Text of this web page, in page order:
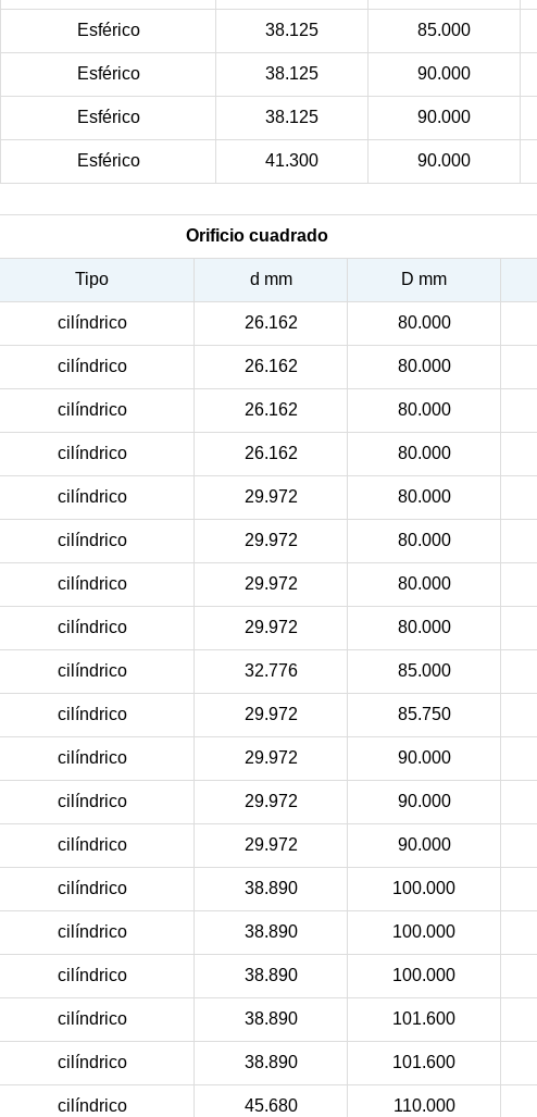
Esférico 38.125 85.000
Esférico 38.125 90.000
Esférico 38.125 90.000
Esférico 41.300 90.000
Orificio cuadrado
Tipo d mm D mm
cilíndrico 26.162 80.000
cilíndrico 26.162 80.000
cilíndrico 26.162 80.000
cilíndrico 26.162 80.000
cilíndrico 29.972 80.000
cilíndrico 29.972 80.000
cilíndrico 29.972 80.000
cilíndrico 29.972 80.000
cilíndrico 32.776 85.000
cilíndrico 29.972 85.750
cilíndrico 29.972 90.000
cilíndrico 29.972 90.000
cilíndrico 29.972 90.000
cilíndrico 38.890 100.000
cilíndrico 38.890 100.000
cilíndrico 38.890 100.000
cilíndrico 38.890 101.600
cilíndrico 38.890 101.600
cilíndrico 45.680 110.000